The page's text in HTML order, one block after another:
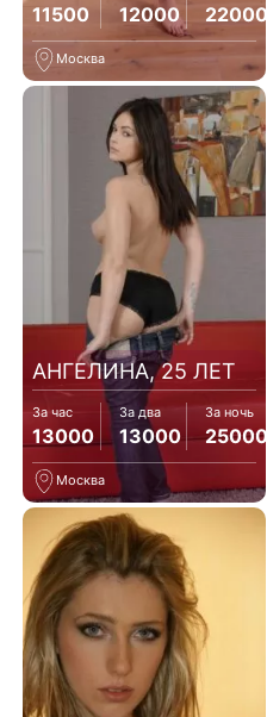
11500 12000 22000
Москва
АНГЕЛИНА, 25 ЛЕТ
За час
13000
За два
13000
За ночь
25000
Москва